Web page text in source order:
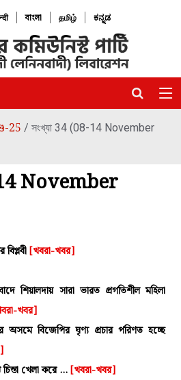
| বাংলা | தமிழ் | ಕನ್ನಡ
25 / সংখ্যা 34 (08-14 November
November
[খবরা-খবর]
শিয়ালদায় সারা ভারত প্রগতিশীল মহিলা
খবর]
অসমে বিজেপির ঘৃণ্য প্রচার পরিণত হচ্ছে
খেলা করে ...[খবরা-খবর]